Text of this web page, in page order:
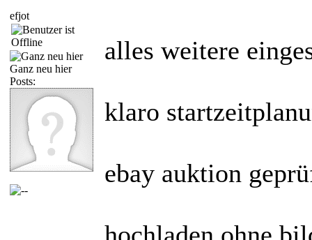
efjot
Ganz neu hier
Posts:
alles weitere
klaro
ebay auktion